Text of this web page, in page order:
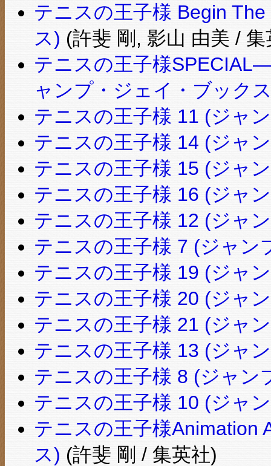
テニスの王子様 Begin
ス) (許斐 剛, 影山 由美 / 集
テニスの王子様
ャンプ・ジェイ・ブック
テニスの王子様 11 (ジャ
テニスの王子様 14 (ジャ
テニスの王子様 15 (ジャ
テニスの王子様 16 (ジャ
テニスの王子様 12 (ジャ
テニスの王子様 7 (ジャン
テニスの王子様 19 (ジャ
テニスの王子様 20 (ジャ
テニスの王子様 21 (ジャ
テニスの王子様 13 (ジャ
テニスの王子様 8 (ジャン
テニスの王子様 10 (ジャ
テニスの王子様Animation
ス) (許斐 剛 / 集英社)